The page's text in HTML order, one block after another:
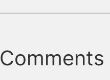
Comments